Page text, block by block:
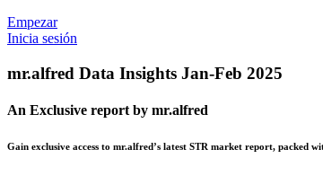
Empezar
Inicia sesión
mr.alfred Data Insights Jan-Feb 2025
An Exclusive report by mr.alfred
Gain exclusive access to mr.alfred’s latest STR market report, packed